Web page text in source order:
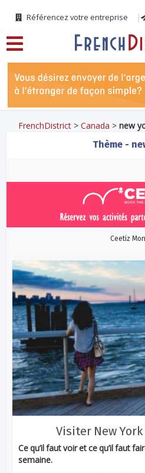
Référencez votre entreprise
FrenchDistrict >Canada >new
Thème -
Ceetiz
Visiter New
Ce qu’il faut voir et ce qu’il faut
semaine.